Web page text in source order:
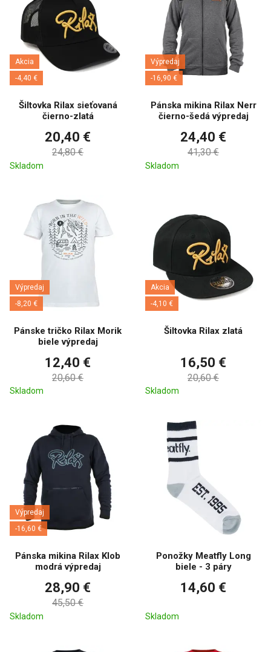
Akcia
-4,40 €
Šiltovka Rilax sieťovaná
čierno-zlatá
20,40 €
24,80 €
Skladom
Výpredaj
-16,90 €
Pánska mikina Rilax Nerr
čierno-šedá výpredaj
24,40 €
41,30 €
Skladom
Výpredaj
-8,20 €
Pánske tričko Rilax Morik
biele výpredaj
12,40 €
20,60 €
Skladom
Akcia
-4,10 €
Šiltovka Rilax zlatá
16,50 €
20,60 €
Skladom
Výpredaj
-16,60 €
Pánska mikina Rilax Klob
modrá výpredaj
28,90 €
45,50 €
Skladom
Ponožky Meatfly Long
biele - 3 páry
14,60 €
Skladom